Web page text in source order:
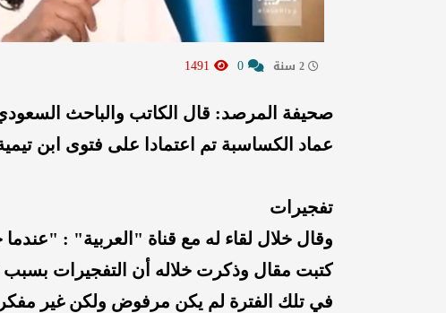
صحيفة المرصد: قال الكاتب والباحث السعودي
عماد الكساسبة تم اعتمادا على فتوى ابن
تفجيرات
كتبت مقال وذكرت خلاله أن التفجيرات
في تلك الفترة لم يكن مرفوض ولكن غير